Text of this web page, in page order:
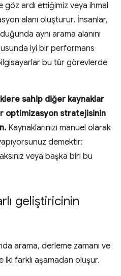
ardı ettiğimiz veya ihmal
alanı oluşturur. İnsanlar,
aynı arama alanını
iyi bir performans
bu tür görevlerde
sahip diğer kaynaklar
optimizasyon stratejisinin
Kaynaklarınızı manuel olarak
demektir:
veya başka biri bu
geliştiricinin
arama, derleme zamanı ve
iki farklı aşamadan oluşur.